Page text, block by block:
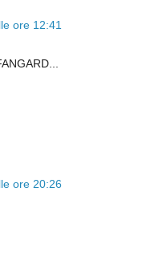
ore 12:41
ore 20:26